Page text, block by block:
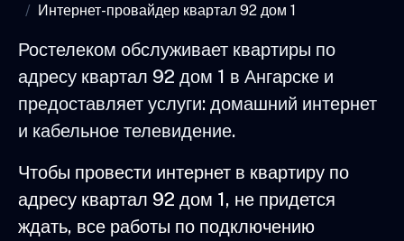
Интернет-провайдер квартал 92 дом 1
Ростелеком обслуживает квартиры по
адресу квартал 92 дом 1 в Ангарске и
предоставляет услуги: домашний интернет
и кабельное телевидение.
Чтобы провести интернет в квартиру по
адресу квартал 92 дом 1, не придется
ждать, все работы по подключению